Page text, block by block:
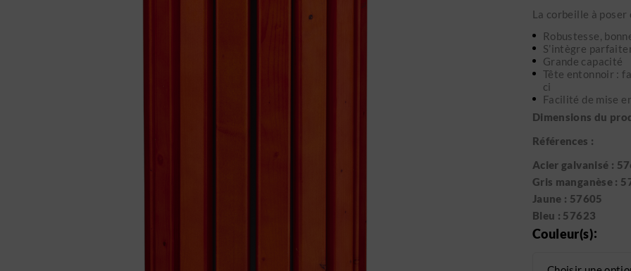
La corbeille à poser
Robustesse,
S’intègre
Grande capacité
Tête entonnoir :
ci
Facilité de mise
Dimensions du
Références :
Acier galvanisé :
Gris manganèse :
Jaune : 57605
Bleu : 57623
Couleur(s)